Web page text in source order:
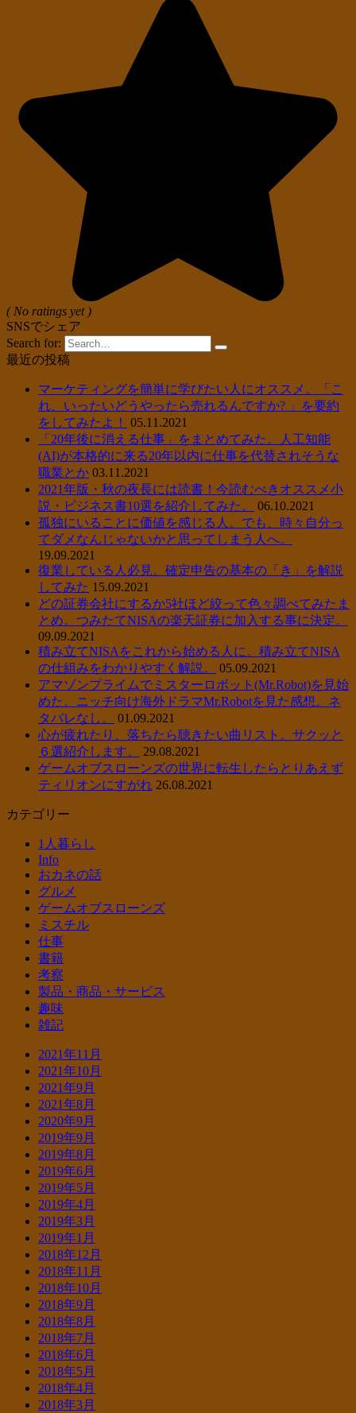
( No ratings yet )
SNSでシェア
Search for:
最近の投稿
マーケティングを簡単に学びたい人にオススメ。「こ
れ、いったいどうやったら売れるんですか? 」を要約
をしてみたよ！
05.11.2021
「20年後に消える仕事」をまとめてみた。人工知能
(AI)が本格的に来る20年以内に仕事を代替されそうな
職業とか 03.11.2021
2021年版・秋の夜長には読書！今読むべきオススメ小
説・ビジネス書10選を紹介してみた。
06.10.2021
孤独にいることに価値を感じる人。でも、時々自分っ
てダメなんじゃないかと思ってしまう人へ。
19.09.2021
復業している人必見。確定申告の基本の「き」を解説
してみた 15.09.2021
どの証券会社にするか5社ほど絞って色々調べてみたま
とめ。つみたてNISAの楽天証券に加入する事に決定。
09.09.2021
積み立てNISAをこれから始める人に。積み立てNISA
の仕組みをわかりやすく解説。
05.09.2021
アマゾンプライムでミスターロボット(Mr.Robot)を見始
めた。ニッチ向け海外ドラマMr.Robotを見た感想。ネ
タバレなし。
01.09.2021
心が疲れたり、落ちたら聴きたい曲リスト。サクッと
６選紹介します。
29.08.2021
ゲームオブスローンズの世界に転生したらとりあえず
ティリオンにすがれ 26.08.2021
カテゴリー
1人暮らし
Info
おカネの話
グルメ
ゲームオブスローンズ
ミスチル
仕事
書籍
考察
製品・商品・サービス
趣味
雑記
2021年11月
2021年10月
2021年9月
2021年8月
2020年9月
2019年9月
2019年8月
2019年6月
2019年5月
2019年4月
2019年3月
2019年1月
2018年12月
2018年11月
2018年10月
2018年9月
2018年8月
2018年7月
2018年6月
2018年5月
2018年4月
2018年3月